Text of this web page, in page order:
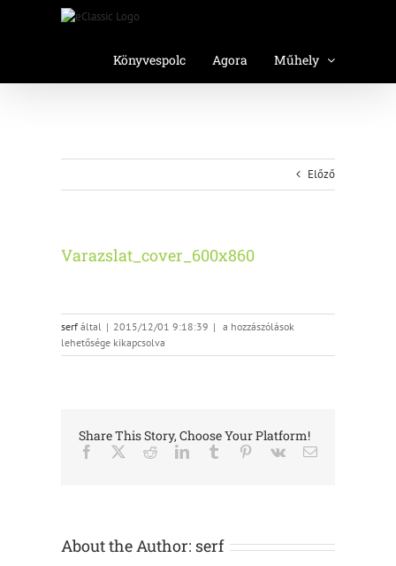
Könyvespolc Agora Műhely
Előző
Varazslat_cover_600x860
serfáltal | 2015/12/01 9:18:39 | Varazslat_cover_600x860
a hozzászólások
lehetősége kikapcsolva
Share This Story, Choose Your Platform!
Facebook RedditLinkedInTumblr Pinterest
Vk Email:
About the Author: serf